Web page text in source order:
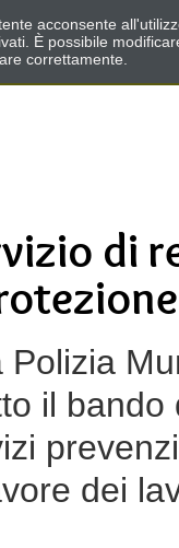
di
Polizia
il
dei
acconsente
È possibile
correttamente.